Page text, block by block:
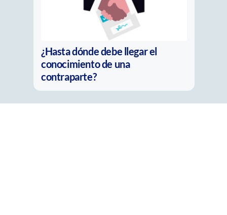
La nueva pregunta del
compliance: ¿Es real o solo parece
real?